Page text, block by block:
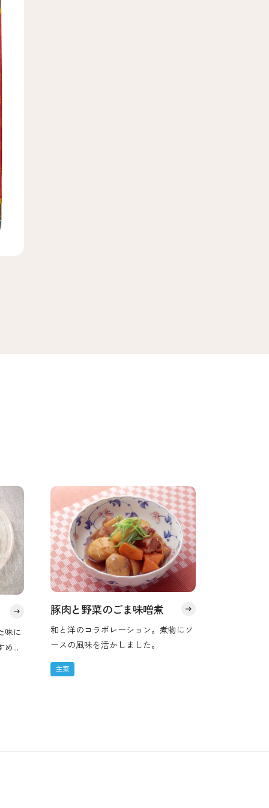
味に
で
豚肉と野菜のごま味噌煮
和と洋のコラボレーション。煮物にソ
ースの風味を活かしました。
主菜